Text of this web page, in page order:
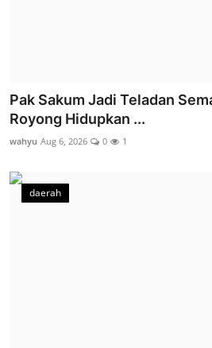
Pak Sakum Jadi Teladan
Royong Hidupkan ...
wahyu Aug 6, 2026 0 1
daerah